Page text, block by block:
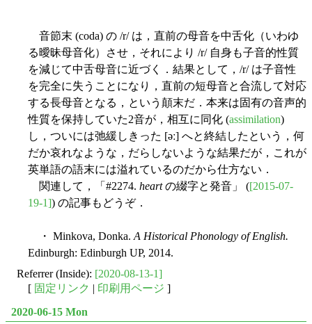
音節末 (coda) の /r/ は，直前の母音を中舌化（いわゆ
る曖昧母音化）させ，それにより /r/ 自身も子音的性質
を減じて中舌母音に近づく．結果として，/r/ は子音性
を完全に失うことになり，直前の短母音と合流して対応
する長母音となる，という顛末だ．本来は固有の音声的
性質を保持していた2音が，相互に同化 (assimilation)
し，ついには弛緩しきった [əː] へと終結したという，何
だか哀れなような，だらしないような結果だが，これが
英単語の語末には溢れているのだから仕方ない．
関連して，「#2274. heartの綴字と発音」 ([2015-07-
19-1]) の記事もどうぞ．
・ Minkova, Donka. A Historical Phonology of English.
Edinburgh: Edinburgh UP, 2014.
Referrer (Inside): [2020-08-13-1]
[ 固定リンク | 印刷用ページ ]
2020-06-15 Mon